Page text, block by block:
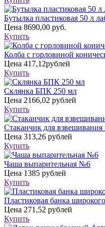
Бутылка пластиковая 50 л
Цена 8690,00 руб.
Купить
Колба с горловиной
Цена 417,12рублей
Купить
Склянка БПК 250 мл
Цена 2166,02 рублей
Купить
Стаканчик для
Цена 313,26 рублей
Купить
Чаша выпарительная №6
Цена 1385 рублей
Купить
Пластиковая банка
Цена 271,52 рублей
Купить